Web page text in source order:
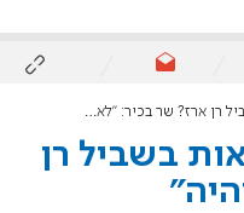
ארז? שר בכיר: "לא יהיה"
בשביל רן